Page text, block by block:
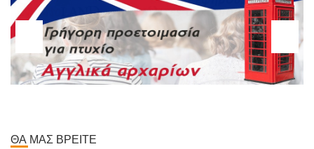
ΘΑ ΜΑΣ ΒΡΕΙΤΕ